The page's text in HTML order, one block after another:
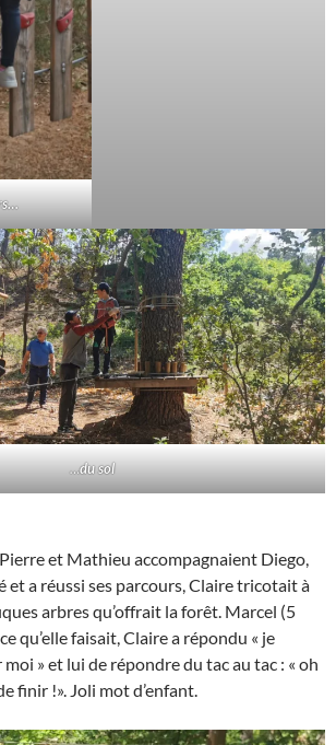
…du sol
et Mathieu accompagnaient Diego,
et a réussi ses parcours, Claire tricotait à
arbres qu’offrait la forêt. Marcel (5
qu’elle faisait, Claire a répondu « je
» et lui de répondre du tac au tac : « oh
finir !». Joli mot d’enfant.